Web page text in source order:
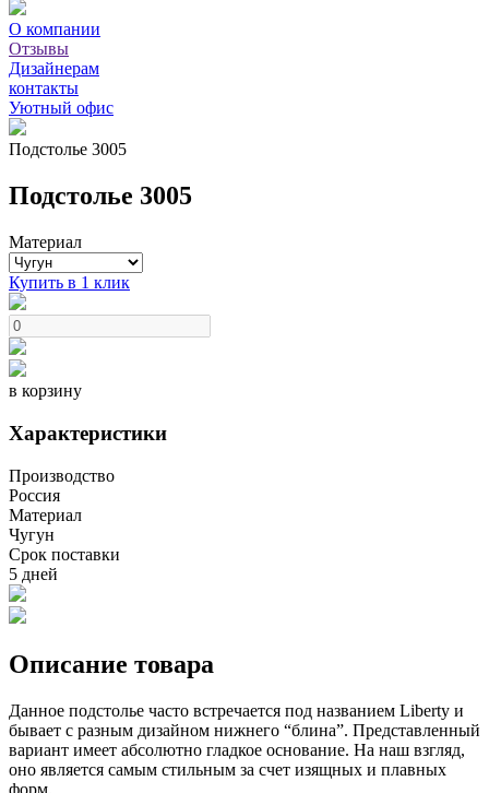
О компании
Отзывы
Дизайнерам
контакты
Уютный офис
Подстолье 3005
Подстолье 3005
Материал
Купить в 1 клик
в корзину
Характеристики
Производство
Россия
Материал
Чугун
Срок поставки
5 дней
Описание товара
Данное подстолье часто встречается под названием Liberty и
бывает с разным дизайном нижнего “блина”. Представленный
вариант имеет абсолютно гладкое основание. На наш взгляд,
оно является самым стильным за счет изящных и плавных
форм.